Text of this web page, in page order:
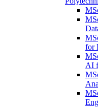
for
AI